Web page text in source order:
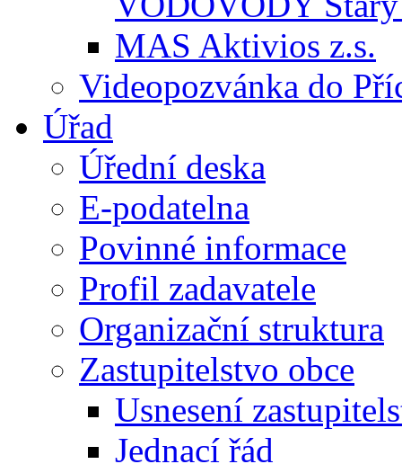
MAS Aktivios z.s.
Videopozvánka do
Úřad
Úřední deska
E-podatelna
Povinné informace
Profil zadavatele
Organizační struktura
Zastupitelstvo obce
Usnesení
Jednací řád